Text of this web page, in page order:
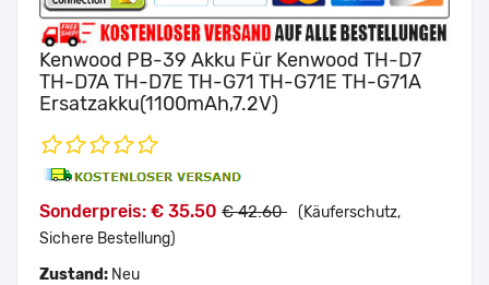
Kenwood PB-39 Akku Für Kenwood TH-D7
TH-D7A TH-D7E TH-G71 TH-G71E TH-G71A
Ersatzakku(1100mAh,7.2V)
Sonderpreis: € 35.50 € 42.60 (Käuferschutz,
Sichere Bestellung)
Zustand: Neu